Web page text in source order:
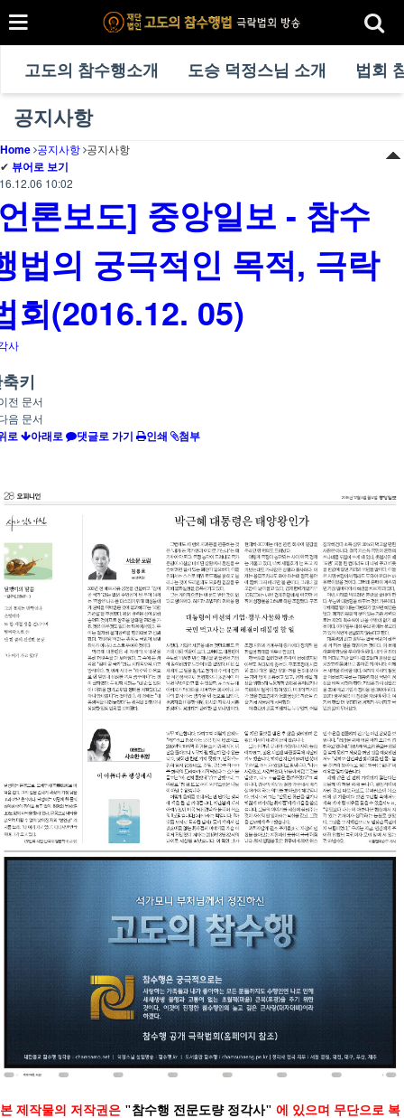
고도의 참수행소개 도승 덕정스님 소개 법회
공지사항
Home 공지사항 공지사항
✔ 뷰어로 보기
10:02
론보도] 중앙일보 - 참수
법의 궁극적인 목적, 극락
회(2016.12. 05)
사
키
전 문서
음 문서
로 아래로 댓글로 가기 인쇄 첨부
본 제작물의 저작권은 "참수행 전문도량 정각사" 에 있으며 무단으로 복